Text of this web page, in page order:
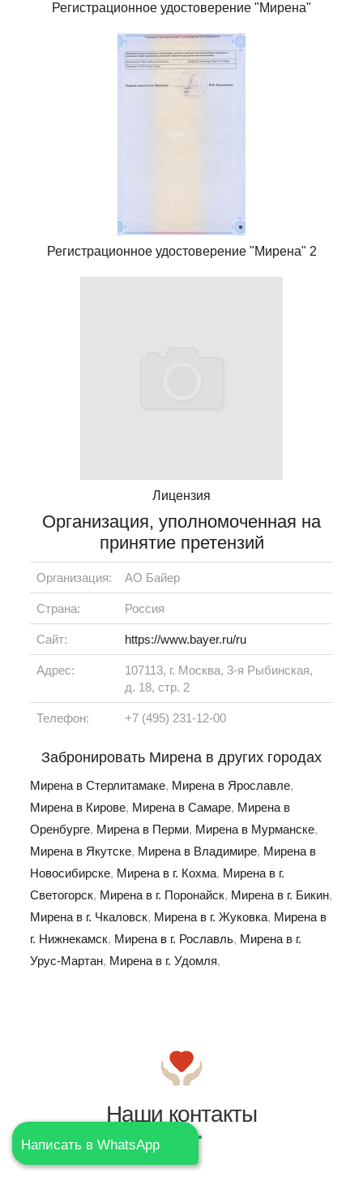
Регистрационное удостоверение "Мирена"
Регистрационное удостоверение "Мирена" 2
Лицензия
Организация, уполномоченная на
принятие претензий
Организация: АО Байер
Страна: Россия
Сайт: https://www.bayer.ru/ru
Адрес:
107113, г. Москва, 3-я Рыбинская,
д. 18, стр. 2
Телефон: +7 (495) 231-12-00
Забронировать Мирена в других городах
Мирена в Стерлитамаке, Мирена в Ярославле,
Мирена в Кирове, Мирена в Самаре, Мирена в
Оренбурге, Мирена в Перми, Мирена в Мурманске,
Мирена в Якутске, Мирена в Владимире, Мирена в
Новосибирске, Мирена в г. Кохма, Мирена в г.
Светогорск, Мирена в г. Поронайск, Мирена в г. Бикин,
Мирена в г. Чкаловск, Мирена в г. Жуковка, Мирена в
г. Нижнекамск, Мирена в г. Рославль, Мирена в г.
Урус-Мартан, Мирена в г. Удомля,
Написать в WhatsApp
Наши контакты